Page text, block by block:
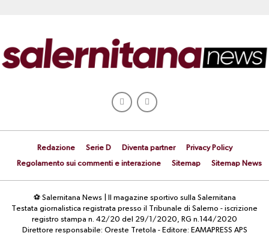
Redazione Serie D Diventa partner
Privacy Policy
Regolamento sui commenti e interazione
Sitemap Sitemap News
⚽ Salernitana News | Il magazine sportivo sulla Salernitana
Testata giornalistica registrata presso il Tribunale di Salerno - iscrizione
registro stampa n. 42/20 del 29/1/2020, RG n.144/2020
Direttore responsabile: Oreste Tretola - Editore: EAMAPRESS APS